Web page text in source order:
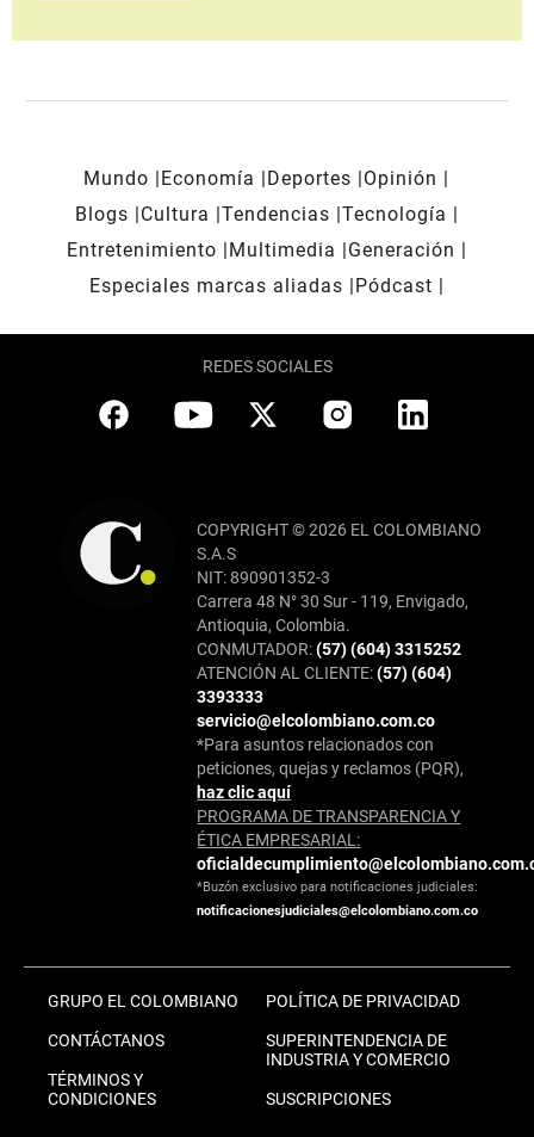
Mundo Economía Deportes
Opinión
Blogs
Cultura Tendencias Tecnología
Entretenimiento
Multimedia
Generación
Especiales marcas aliadas
Pódcast
REDES SOCIALES
COPYRIGHT © 2026 EL COLOMBIANO
S.A.S
NIT: 890901352-3
Carrera 48 N° 30 Sur - 119, Envigado,
Antioquia, Colombia.
CONMUTADOR:(57) (604) 3315252
ATENCIÓN AL CLIENTE:(57) (604)
3393333
servicio@elcolombiano.com.co
*Para asuntos relacionados con
peticiones, quejas y reclamos (PQR),
haz clic aquí
PROGRAMA DE TRANSPARENCIA Y
ÉTICA EMPRESARIAL:
*Buzón exclusivo para notificaciones judiciales:
notificacionesjudiciales@elcolombiano.com.co
GRUPO EL COLOMBIANO
CONTÁCTANOS
TÉRMINOS Y
CONDICIONES
POLÍTICA DE PRIVACIDAD
SUPERINTENDENCIA DE
INDUSTRIA Y COMERCIO
SUSCRIPCIONES